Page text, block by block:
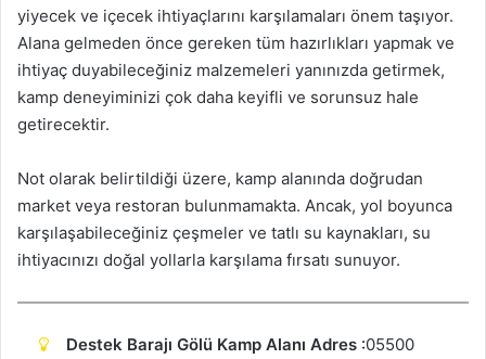
yiyecek ve içecek ihtiyaçlarını karşılamaları önem taşıyor.
Alana gelmeden önce gereken tüm hazırlıkları yapmak ve
ihtiyaç duyabileceğiniz malzemeleri yanınızda getirmek,
kamp deneyiminizi çok daha keyifli ve sorunsuz hale
getirecektir.
Not olarak belirtildiği üzere, kamp alanında doğrudan
market veya restoran bulunmamakta. Ancak, yol boyunca
karşılaşabileceğiniz çeşmeler ve tatlı su kaynakları, su
ihtiyacınızı doğal yollarla karşılama fırsatı sunuyor.
Destek Barajı Gölü Kamp Alanı Adres :05500